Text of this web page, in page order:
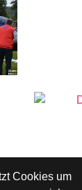
Cookies um